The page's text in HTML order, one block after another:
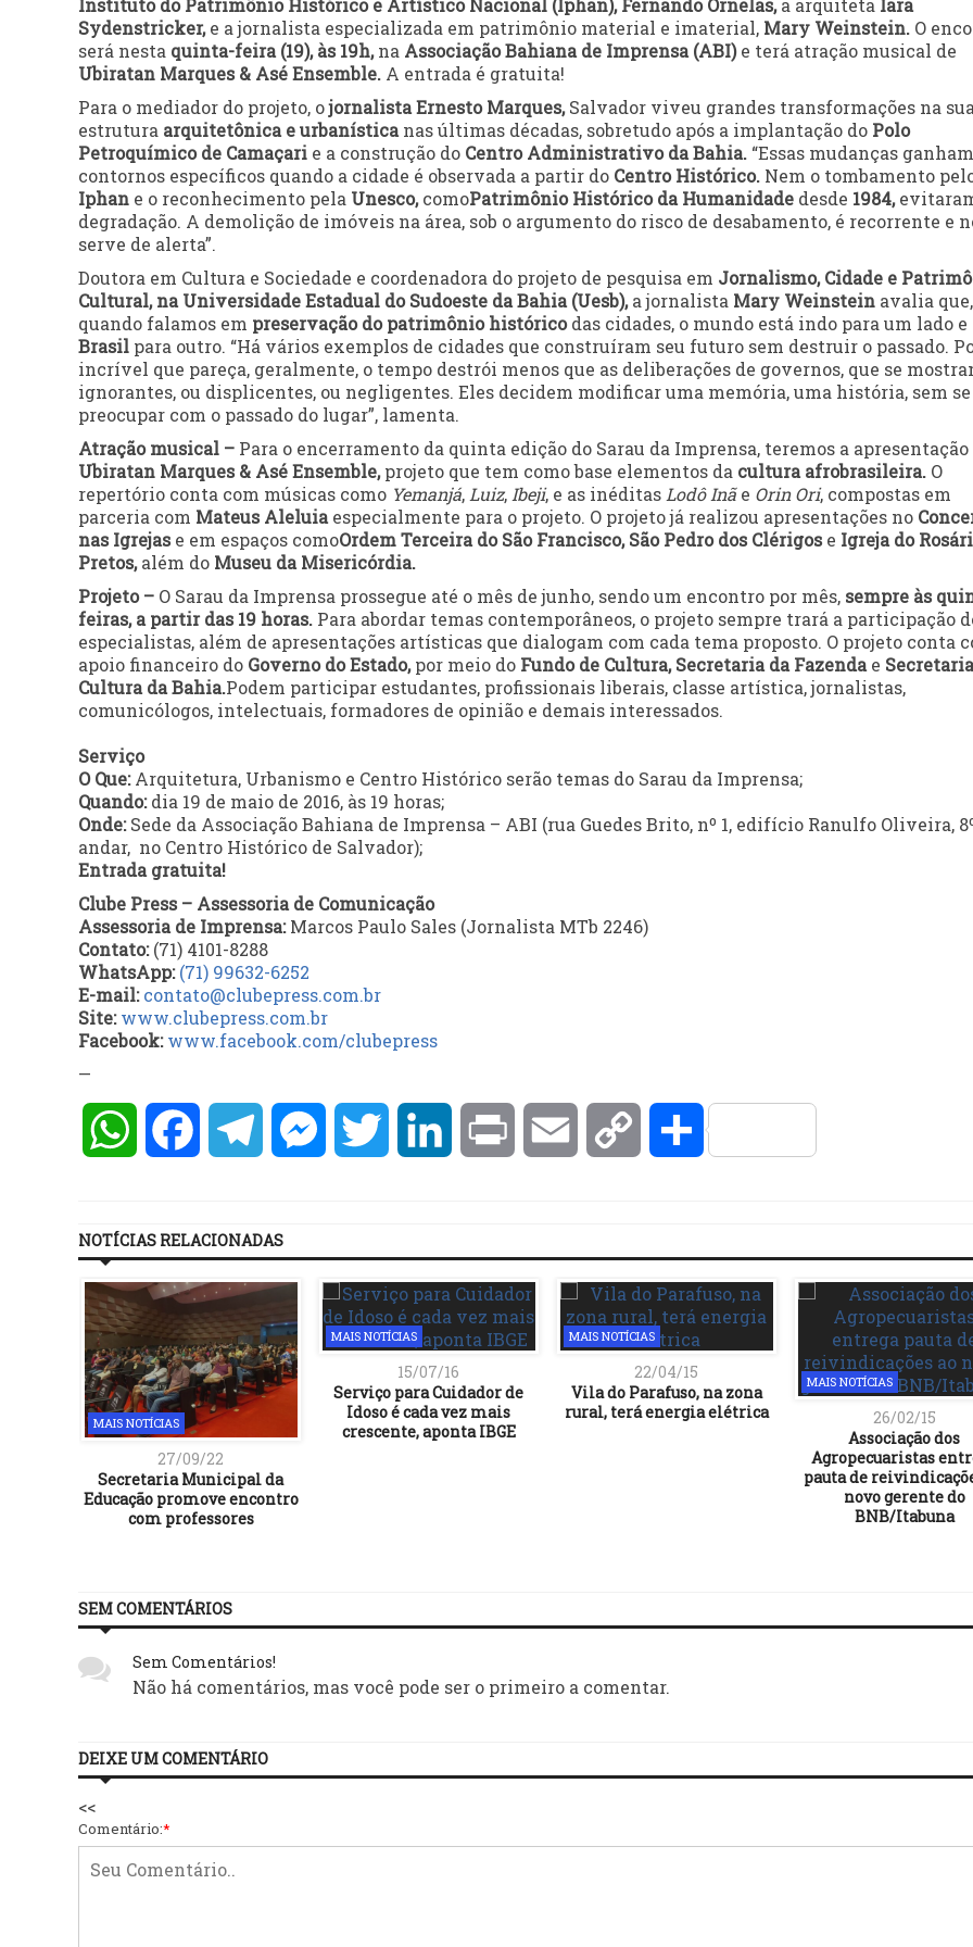
Instituto do Patrimônio Histórico e Artístico Nacional (Iphan), Fernando Ornelas,a arquiteta Iara
Sydenstricker,e a jornalista especializada em patrimônio material e imaterial, Mary Weinstein. O
será nesta quinta-feira (19), às 19h,na Associação Bahiana de Imprensa (ABI)e terá atração musical de
Ubiratan Marques & Asé Ensemble. A entrada é gratuita!
Para o mediador do projeto, ojornalista Ernesto Marques,Salvador viveu grandes transformações na
estrutura arquitetônica e urbanísticanas últimas décadas, sobretudo após a implantação do Polo
Petroquímico de Camaçari e a construção do Centro Administrativo da Bahia. “Essas mudanças ganham
contornos específicos quando a cidade é observada a partir do Centro Histórico. Nem o tombamento
Iphan e o reconhecimento pela Unesco,comoPatrimônio Histórico da Humanidade desde 1984,
degradação. A demolição de imóveis na área, sob o argumento do risco de desabamento, é recorrente e
serve de alerta”.
Doutora em Cultura e Sociedade e coordenadora do projeto de pesquisa em Jornalismo, Cidade e
Cultural, na Universidade Estadual do Sudoeste da Bahia (Uesb),a jornalista Mary Weinstein avalia que,
quando falamos em preservação do patrimônio históricodas cidades, o mundo está indo para um lado e
Brasil para outro. “Há vários exemplos de cidades que construíram seu futuro sem destruir o passado.
incrível que pareça, geralmente, o tempo destrói menos que as deliberações de governos, que se
ignorantes, ou displicentes, ou negligentes. Eles decidem modificar uma memória, uma história, sem se
preocupar com o passado do lugar”, lamenta.
Atração musical – Para o encerramento da quinta edição do Sarau da Imprensa, teremos a apresentação
Ubiratan Marques & Asé Ensemble,projeto que tem como base elementos da cultura afrobrasileira. O
repertório conta com músicas como Yemanjá,Luiz,Ibeji, e as inéditasLodô Inãe Orin Ori, compostas em
parceria com Mateus Aleluiaespecialmente para o projeto. O projeto já realizou apresentações no
nas Igrejas e em espaços comoOrdem Terceira do São Francisco, São Pedro dos Clérigos e Igreja do
Pretos,além do Museu da Misericórdia.
Projeto – O Sarau da Imprensa prossegue até o mês de junho, sendo um encontro por mês, sempre às
feiras, a partir das 19 horas. Para abordar temas contemporâneos, o projeto sempre trará a participação
especialistas, além de apresentações artísticas que dialogam com cada tema proposto. O projeto conta
apoio financeiro do Governo do Estado,por meio do Fundo de Cultura, Secretaria da Fazendae
Cultura da Bahia.Podem participar estudantes, profissionais liberais, classe artística, jornalistas,
comunicólogos, intelectuais, formadores de opinião e demais interessados.
Serviço
O Que:Arquitetura, Urbanismo e Centro Histórico serão temas do Sarau da Imprensa;
Quando:dia 19 de maio de 2016, às 19 horas;
Onde:Sede da Associação Bahiana de Imprensa – ABI (rua Guedes Brito, nº 1, edifício Ranulfo Oliveira,
andar, no Centro Histórico de Salvador);
Entrada gratuita!
Clube Press – Assessoria de Comunicação
Assessoria de Imprensa:Marcos Paulo Sales (Jornalista MTb 2246)
Contato:(71) 4101-8288
WhatsApp: (71) 99632-6252
E-mail:contato@clubepress.com.br
Site: www.clubepress.com.br
Facebook: www.facebook.com/clubepress
—
WhatsAppFacebookTelegramMessengerTwitter LinkedInPrint Email Copy Compartilhar
NOTÍCIAS RELACIONADAS
MAIS NOTÍCIAS
27/09/22
Secretaria Municipal da
Educação promove encontro
com professores
MAIS NOTÍCIAS
15/07/16
Serviço para Cuidador de
Idoso é cada vez mais
crescente, aponta IBGE
MAIS NOTÍCIAS
22/04/15
Vila do Parafuso, na zona
rural, terá energia elétrica
MAIS NOTÍCIAS
26/02/15
Associação dos
Agropecuaristas
pauta de
novo gerente do
BNB/Itabuna
SEM COMENTÁRIOS
Sem Comentários!
Não há comentários, mas você pode ser o primeiro a comentar.
DEIXE UM COMENTÁRIO
<<
Comentário:*